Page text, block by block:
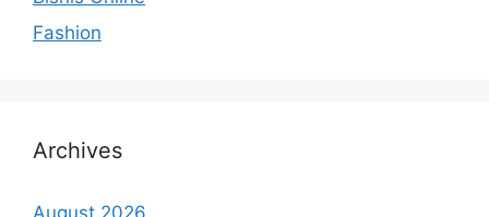
Fashion
Archives